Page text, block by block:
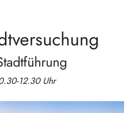
12.30 Uhr